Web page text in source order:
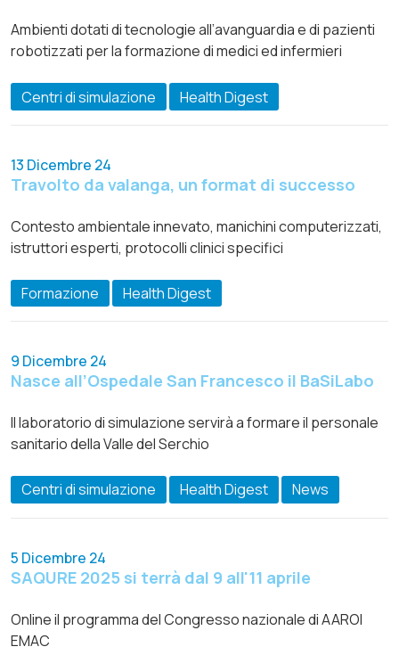
Ambienti dotati di tecnologie all’avanguardia e di pazienti
robotizzati per la formazione di medici ed infermieri
Centri di simulazione Health Digest
13 Dicembre 24
Travolto da valanga, un format di successo
Contesto ambientale innevato, manichini computerizzati,
istruttori esperti, protocolli clinici specifici
Formazione Health Digest
9 Dicembre 24
Nasce all’Ospedale San Francesco il BaSiLabo
Il laboratorio di simulazione servirà a formare il personale
sanitario della Valle del Serchio
Centri di simulazione Health Digest News
5 Dicembre 24
SAQURE 2025 si terrà dal 9 all'11 aprile
Online il programma del Congresso nazionale di AAROI
EMAC